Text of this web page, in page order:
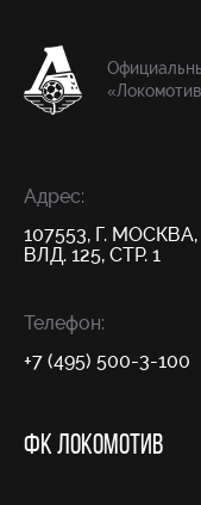
Адрес:
107553, Г.
ВЛД. 125, СТР. 1
Телефон:
+7 (495) 500-3-100
ФК ЛОКОМОТИВ